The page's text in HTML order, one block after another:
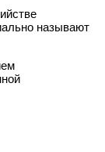
называют